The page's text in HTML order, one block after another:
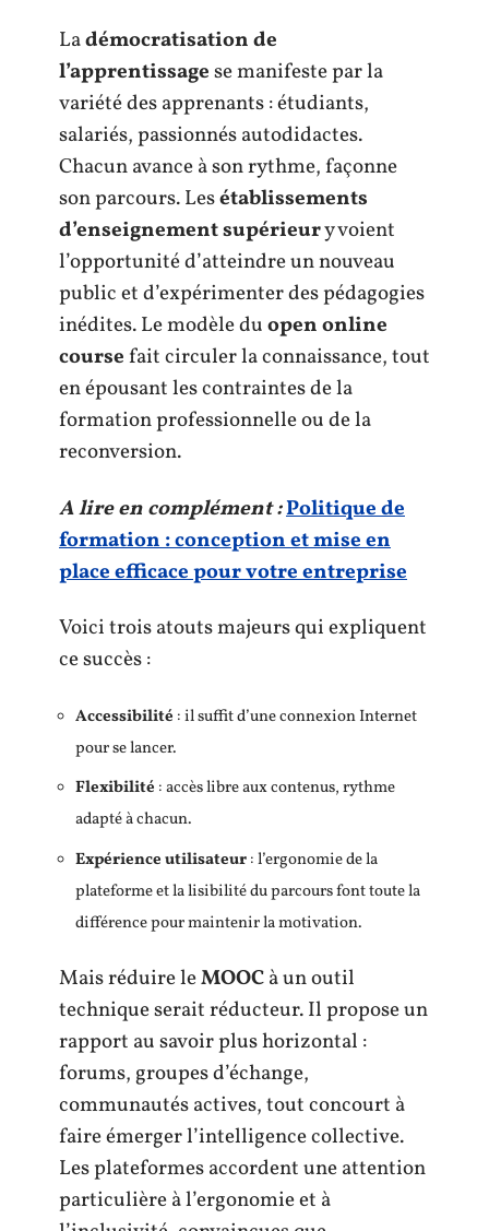
Ladémocratisation de
l’apprentissagese manifeste par la
variété des apprenants : étudiants,
salariés, passionnés autodidactes.
Chacun avance à son rythme, façonne
son parcours. Lesétablissements
d’enseignement supérieury voient
l’opportunité d’atteindre un nouveau
public et d’expérimenter des pédagogies
inédites. Le modèle duopen online
coursefait circuler la connaissance, tout
en épousant les contraintes de la
formation professionnelle ou de la
reconversion.
A lire en complément :Politique de
formation : conception et mise en
place efficace pour votre entreprise
Voici trois atouts majeurs qui expliquent
ce succès :
Accessibilité : il suffit d’une connexion Internet
pour se lancer.
Flexibilité : accès libre aux contenus, rythme
adapté à chacun.
Expérience utilisateur: l’ergonomie de la
plateforme et la lisibilité du parcours font toute la
différence pour maintenir la motivation.
Mais réduire leMOOCà un outil
technique serait réducteur. Il propose un
rapport au savoir plus horizontal :
forums, groupes d’échange,
communautés actives, tout concourt à
faire émerger l’intelligence collective.
Les plateformes accordent une attention
particulière à l’ergonomie et à